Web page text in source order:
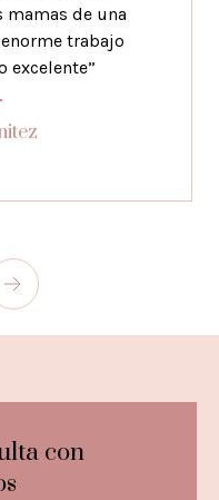
mamas de una
trabajo
excelente”
con